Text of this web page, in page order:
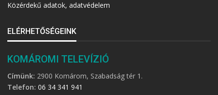
Közérdekű adatok, adatvédelem
ELÉRHETŐSÉGEINK
KOMÁROMI TELEVÍZIÓ
Címünk: 2900 Komárom, Szabadság tér 1.
Telefon: 06 34 341 941